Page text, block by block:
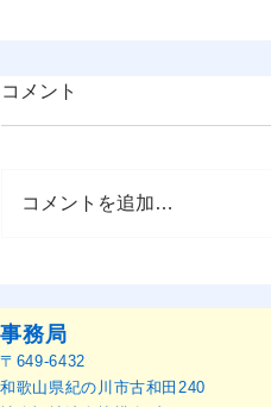
催のお知らせ
コメント
コメントを追加…
事務局
〒649-6432
和歌山県紀の川市古和田240